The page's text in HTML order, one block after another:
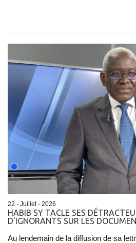
22 - Juillet - 2026
HABIB SY TACLE SES
D'IGNORANTS SUR LES
Au lendemain de la diffusion de sa